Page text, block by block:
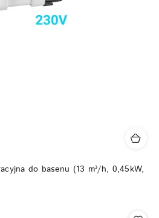
do basenu (13 m³/h, 0,45kW,